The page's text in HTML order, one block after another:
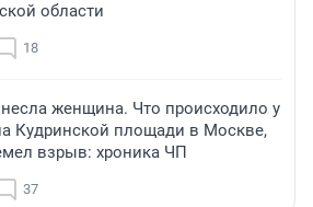
области
18
женщина. Что происходило у
Кудринской площади в Москве,
взрыв: хроника ЧП
37